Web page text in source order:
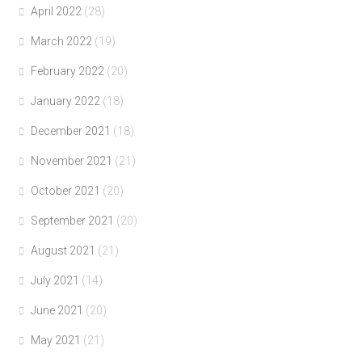
April 2022 (28)
March 2022 (19)
February 2022 (20)
January 2022 (18)
December 2021 (18)
November 2021 (21)
October 2021 (20)
September 2021 (20)
August 2021 (21)
July 2021 (14)
June 2021 (20)
May 2021 (21)